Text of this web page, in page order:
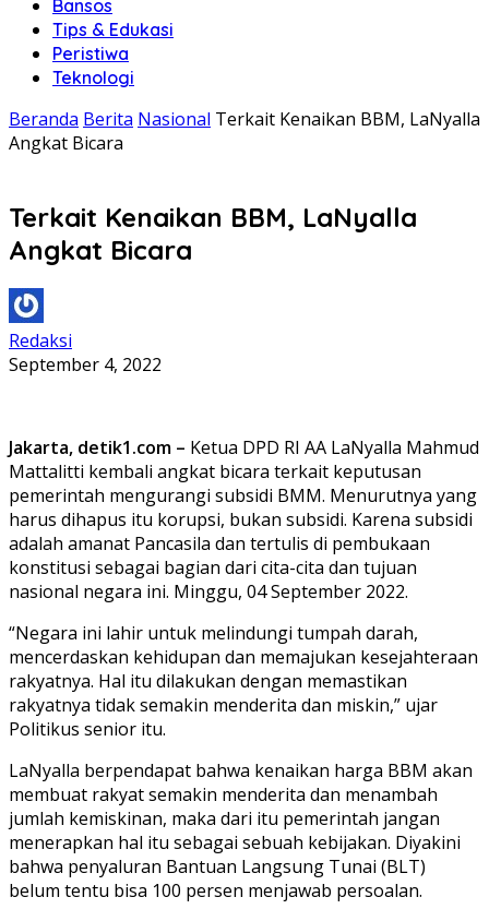
Bansos
Tips & Edukasi
Peristiwa
Teknologi
Beranda Berita Nasional Terkait Kenaikan BBM, LaNyalla
Angkat Bicara
Terkait Kenaikan BBM, LaNyalla
Angkat Bicara
Redaksi
September 4, 2022
Jakarta, detik1.com – Ketua DPD RI AA LaNyalla Mahmud
Mattalitti kembali angkat bicara terkait keputusan
pemerintah mengurangi subsidi BMM. Menurutnya yang
harus dihapus itu korupsi, bukan subsidi. Karena subsidi
adalah amanat Pancasila dan tertulis di pembukaan
konstitusi sebagai bagian dari cita-cita dan tujuan
nasional negara ini. Minggu, 04 September 2022.
“Negara ini lahir untuk melindungi tumpah darah,
mencerdaskan kehidupan dan memajukan kesejahteraan
rakyatnya. Hal itu dilakukan dengan memastikan
rakyatnya tidak semakin menderita dan miskin,” ujar
Politikus senior itu.
LaNyalla berpendapat bahwa kenaikan harga BBM akan
membuat rakyat semakin menderita dan menambah
jumlah kemiskinan, maka dari itu pemerintah jangan
menerapkan hal itu sebagai sebuah kebijakan. Diyakini
bahwa penyaluran Bantuan Langsung Tunai (BLT)
belum tentu bisa 100 persen menjawab persoalan.